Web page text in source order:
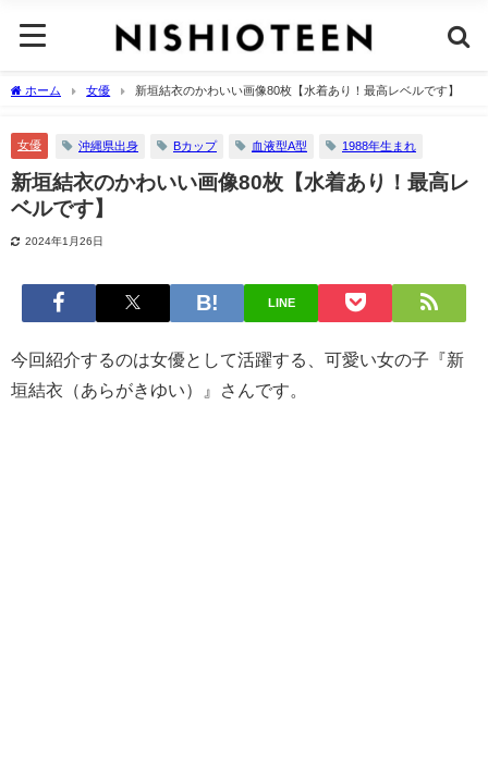
ホーム 女優 新垣結衣のかわいい画像80枚【水着あり！最高レベルです】
女優 沖縄県出身 Bカップ 血液型A型 1988年生まれ
新垣結衣のかわいい画像80枚【水着あり！最高レ
ベルです】
2024年1月26日
LINE
今回紹介するのは女優として活躍する、可愛い女の子『新
垣結衣（あらがきゆい）』さんです。